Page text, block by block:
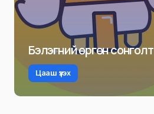
Бэлэгний өргөн сонголт
Цааш үзэх